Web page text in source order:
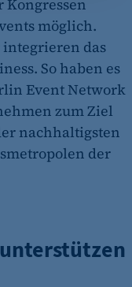
des
Kunden das
Wird auch
möglich.
das
So haben es
Event Network
zum Ziel
nachhaltigsten
der